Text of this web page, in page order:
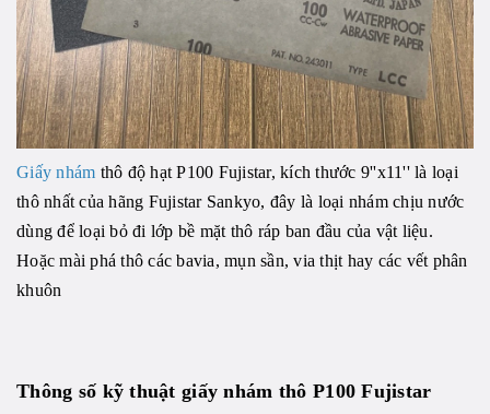
Giấy nhám thô độ hạt P100 Fujistar, kích thước 9''x11'' là loại
thô nhất của hãng Fujistar Sankyo, đây là loại nhám chịu nước
dùng để loại bỏ đi lớp bề mặt thô ráp ban đầu của vật liệu.
Hoặc mài phá thô các bavia, mụn sần, via thịt hay các vết phân
khuôn
Thông số kỹ thuậtgiấy nhám thô P100 Fujistar